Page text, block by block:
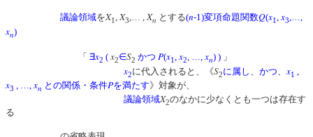
議論領域をX1 X3 Xn とする(n-1)変項命題関数Q(x1 x3
xn)
「 ∃x2 (x2∈S2 かつ P(x1,x2, …,xn) ) 」
x2に代入されると、《S2に属し かつ x1
x3 xn との関係・条件Pを満たす》対象が、
議論領域X2のなかに少なくとも一つは存在す
る